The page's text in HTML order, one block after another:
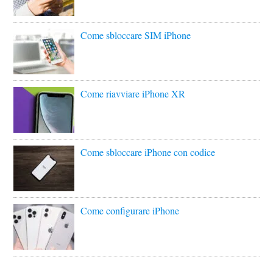
Come sbloccare SIM iPhone
Come riavviare iPhone XR
Come sbloccare iPhone con codice
Come configurare iPhone